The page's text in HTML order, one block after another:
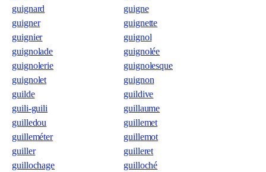
guignard
guigne
guigner
guignette
guignier
guignol
guignolade
guignolée
guignolerie
guignolesque
guignolet
guignon
guilde
guildive
guili-guili
guillaume
guilledou
guillemet
guilleméter
guillemot
guiller
guilleret
guillochage
guilloché